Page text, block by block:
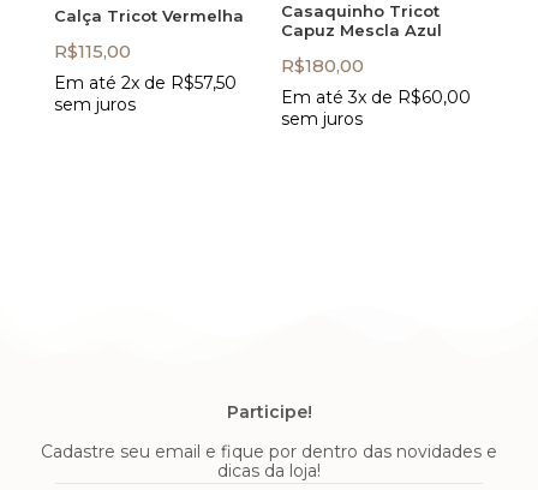
Calça Tricot Vermelha
R$115,00
Em até 2x de R$57,50
sem juros
Casaquinho Tricot
Capuz Mescla Azul
R$180,00
Em até 3x de R$60,00
sem juros
Participe!
Cadastre seu email e fique por dentro das novidades e
dicas da loja!